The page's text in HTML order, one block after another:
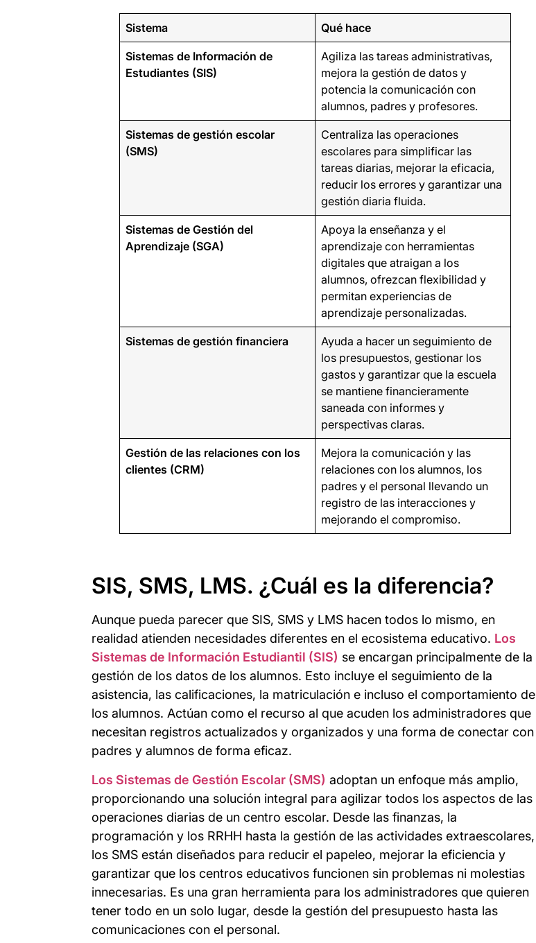
Sistema Qué hace
Sistemas de Información de
Estudiantes (SIS)
Agiliza las tareas administrativas,
mejora la gestión de datos y
potencia la comunicación con
alumnos, padres y profesores.
Sistemas de gestión escolar
(SMS)
Centraliza las operaciones
escolares para simplificar las
tareas diarias, mejorar la eficacia,
reducir los errores y garantizar una
gestión diaria fluida.
Sistemas de Gestión del
Aprendizaje (SGA)
Apoya la enseñanza y el
aprendizaje con herramientas
digitales que atraigan a los
alumnos, ofrezcan flexibilidad y
permitan experiencias de
aprendizaje personalizadas.
Sistemas de gestión financiera
Ayuda a hacer un seguimiento de
los presupuestos, gestionar los
gastos y garantizar que la escuela
se mantiene financieramente
saneada con informes y
perspectivas claras.
Gestión de las relaciones con los
clientes (CRM)
Mejora la comunicación y las
relaciones con los alumnos, los
padres y el personal llevando un
registro de las interacciones y
mejorando el compromiso.
SIS, SMS, LMS. ¿Cuál es la diferencia?
Aunque pueda parecer que SIS, SMS y LMS hacen todos lo mismo, en
realidad atienden necesidades diferentes en el ecosistema educativo. Los
Sistemas de Información Estudiantil (SIS) se encargan principalmente de la
gestión de los datos de los alumnos. Esto incluye el seguimiento de la
asistencia, las calificaciones, la matriculación e incluso el comportamiento de
los alumnos. Actúan como el recurso al que acuden los administradores que
necesitan registros actualizados y organizados y una forma de conectar con
padres y alumnos de forma eficaz.
Los Sistemas de Gestión Escolar (SMS) adoptan un enfoque más amplio,
proporcionando una solución integral para agilizar todos los aspectos de las
operaciones diarias de un centro escolar. Desde las finanzas, la
programación y los RRHH hasta la gestión de las actividades extraescolares,
los SMS están diseñados para reducir el papeleo, mejorar la eficiencia y
garantizar que los centros educativos funcionen sin problemas ni molestias
innecesarias. Es una gran herramienta para los administradores que quieren
tener todo en un solo lugar, desde la gestión del presupuesto hasta las
comunicaciones con el personal.